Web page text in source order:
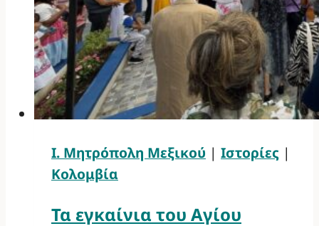
Ι. Μητρόπολη Μεξικού | Ιστορίες |
Κολομβία
Τα εγκαίνια του Αγίου